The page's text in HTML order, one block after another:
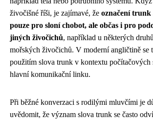
živočišné říši, je zajímavé, že označení trunk
pouze pro sloní chobot, ale občas i pro
jiných živočichů, například u některých
mořských živočichů. V moderní angličtině se
použitím slova trunk v kontextu počítačových
hlavní komunikační linku.
Při běžné konverzaci s rodilými mluvčími je
uvědomit, že význam slova trunk se často